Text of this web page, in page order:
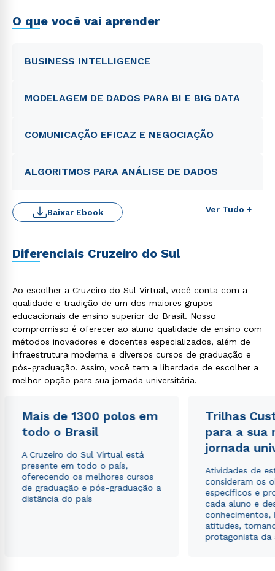
O que você vai aprender
BUSINESS INTELLIGENCE
MODELAGEM DE DADOS PARA BI E BIG DATA
COMUNICAÇÃO EFICAZ E NEGOCIAÇÃO
ALGORITMOS PARA ANÁLISE DE DADOS
Ver Tudo +
Baixar Ebook
Diferenciais Cruzeiro do Sul
Ao escolher a Cruzeiro do Sul Virtual, você conta com a
qualidade e tradição de um dos maiores grupos
educacionais de ensino superior do Brasil. Nosso
compromisso é oferecer ao aluno qualidade de ensino com
métodos inovadores e docentes especializados, além de
infraestrutura moderna e diversos cursos de graduação e
pós-graduação. Assim, você tem a liberdade de escolher a
melhor opção para sua jornada universitária.
Mais de 1300 polos em
todo o Brasil
A Cruzeiro do Sul Virtual está
presente em todo o país,
oferecendo os melhores cursos
de graduação e pós-graduação a
distância do país
Trilhas
para a sua
jornada
Atividades de
consideram os
específicos e
cada aluno e
conhecimentos,
atitudes,
protagonista da
Rápido e fácil
Estou de acordo com a